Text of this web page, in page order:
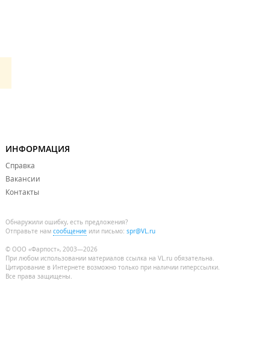
ИНФОРМАЦИЯ
Справка
Вакансии
Контакты
Обнаружили ошибку, есть предложения?
Отправьте нам сообщение или письмо: spr@VL.ru
© ООО «Фарпост», 2003—2026
При любом использовании материалов ссылка на VL.ru обязательна.
Цитирование в Интернете возможно только при наличии гиперссылки.
Все права защищены.